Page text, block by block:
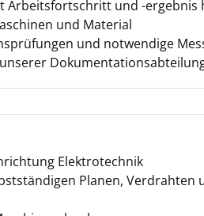
Arbeitsfortschritt und -
und Material
und notwendige
Elektrotechnik
Planen, Verdrahten